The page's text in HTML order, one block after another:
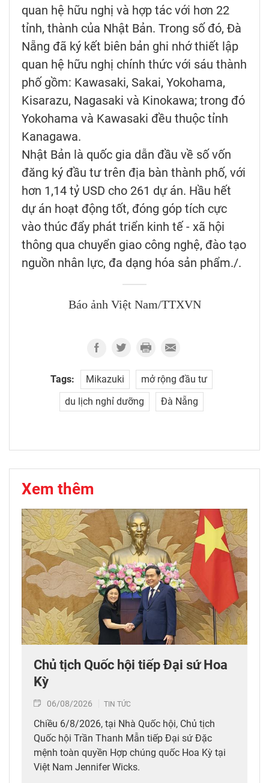
quan hệ hữu nghị và hợp tác với hơn 22
tỉnh, thành của Nhật Bản. Trong số đó, Đà
Nẵng đã ký kết biên bản ghi nhớ thiết lập
quan hệ hữu nghị chính thức với sáu thành
phố gồm: Kawasaki, Sakai, Yokohama,
Kisarazu, Nagasaki và Kinokawa; trong đó
Yokohama và Kawasaki đều thuộc tỉnh
Kanagawa.
Nhật Bản là quốc gia dẫn đầu về số vốn
đăng ký đầu tư trên địa bàn thành phố, với
hơn 1,14 tỷ USD cho 261 dự án. Hầu hết
dự án hoạt động tốt, đóng góp tích cực
vào thúc đẩy phát triển kinh tế - xã hội
thông qua chuyển giao công nghệ, đào tạo
nguồn nhân lực, đa dạng hóa sản phẩm./.
Báo ảnh Việt Nam/TTXVN
Tags: Mikazuki
mở rộng đầu tư
du lịch nghỉ dưỡng
Đà Nẵng
Xem thêm
Chủ tịch Quốc hội tiếp Đại sứ Hoa
Kỳ
06/08/2026 TIN TỨC
Chiều 6/8/2026, tại Nhà Quốc hội, Chủ tịch
Quốc hội Trần Thanh Mẫn tiếp Đại sứ Đặc
mệnh toàn quyền Hợp chúng quốc Hoa Kỳ tại
Việt Nam Jennifer Wicks.